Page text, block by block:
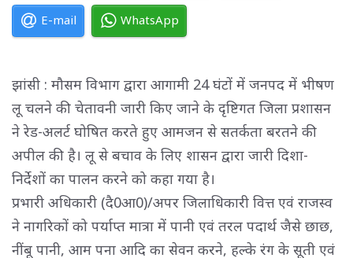
E-mail WhatsApp
झांसी : मौसम विभाग द्वारा आगामी 24 घंटों में जनपद में भीषण
लू चलने की चेतावनी जारी किए जाने के दृष्टिगत जिला प्रशासन
ने रेड-अलर्ट घोषित करते हुए आमजन से सतर्कता बरतने की
अपील की है। लू से बचाव के लिए शासन द्वारा जारी दिशा-
निर्देशों का पालन करने को कहा गया है।
प्रभारी अधिकारी (दै0आ0)/अपर जिलाधिकारी वित्त एवं राजस्व
ने नागरिकों को पर्याप्त मात्रा में पानी एवं तरल पदार्थ जैसे छाछ,
नींबू पानी, आम पना आदि का सेवन करने, हल्के रंग के सूती एवं